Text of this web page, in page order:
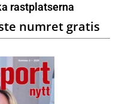
rastplatserna
numret gratis